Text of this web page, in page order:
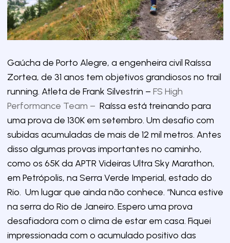
Gaúcha de Porto Alegre, a engenheira civil Raíssa
Zortea, de 31 anos tem objetivos grandiosos no trail
running. Atleta de Frank Silvestrin – FS High
Performance Team – Raíssa está treinando para
uma prova de 130K em setembro. Um desafio com
subidas acumuladas de mais de 12 mil metros. Antes
disso algumas provas importantes no caminho,
como os 65K da APTR Videiras Ultra Sky Marathon,
em Petrópolis, na Serra Verde Imperial, estado do
Rio. Um lugar que ainda não conhece. “Nunca estive
na serra do Rio de Janeiro. Espero uma prova
desafiadora com o clima de estar em casa. Fiquei
impressionada com o acumulado positivo das